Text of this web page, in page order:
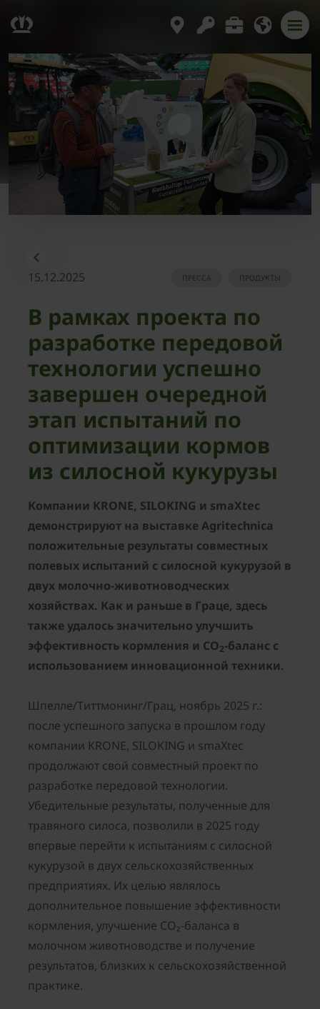
15.12.2025 ПРОДУКТЫ
ПРЕССА
В рамках проекта по
разработке передовой
технологии успешно
завершен очередной
этап испытаний по
оптимизации кормов
из силосной кукурузы
Компании KRONE, SILOKING и smaXtec
демонстрируют на выставке Agritechnica
положительные результаты совместных
полевых испытаний с силосной кукурузой в
двух молочно-животноводческих
хозяйствах. Как и раньше в Граце, здесь
также удалось значительно улучшить
эффективность кормления и CO2-баланс с
использованием инновационной техники.
Шпелле/Титтмонинг/Грац, ноябрь 2025 г.:
после успешного запуска в прошлом году
компании KRONE, SILOKING и smaXtec
продолжают свой совместный проект по
разработке передовой технологии.
Убедительные результаты, полученные для
травяного силоса, позволили в 2025 году
впервые перейти к испытаниям с силосной
кукурузой в двух сельскохозяйственных
предприятиях. Их целью являлось
дополнительное повышение эффективности
кормления, улучшение CO₂-баланса в
молочном животноводстве и получение
результатов, близких к сельскохозяйственной
практике.